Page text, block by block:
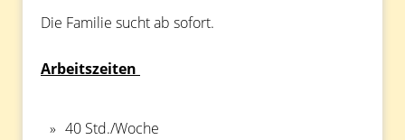
Die Familie sucht ab sofort.
Arbeitszeiten
40 Std./Woche